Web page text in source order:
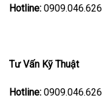
Hotline: 0909.046.626
Tư Vấn Kỹ Thuật
Hotline: 0909.046.626